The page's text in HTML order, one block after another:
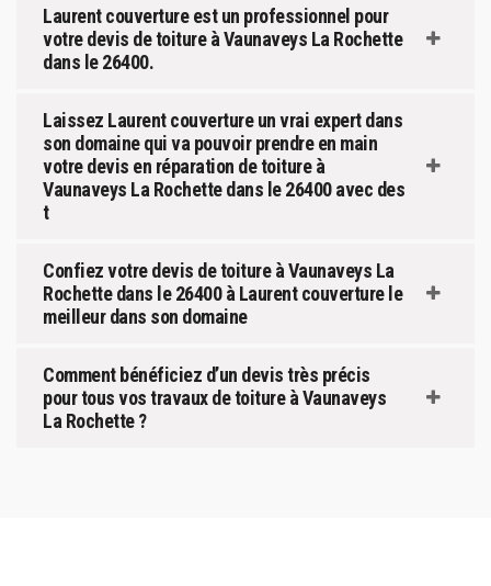
Laurent couverture est un professionnel pour
votre devis de toiture à Vaunaveys La Rochette
dans le 26400.
Laissez Laurent couverture un vrai expert dans
son domaine qui va pouvoir prendre en main
votre devis en réparation de toiture à
Vaunaveys La Rochette dans le 26400 avec des
t
Confiez votre devis de toiture à Vaunaveys La
Rochette dans le 26400 à Laurent couverture le
meilleur dans son domaine
Comment bénéficiez d’un devis très précis
pour tous vos travaux de toiture à Vaunaveys
La Rochette ?